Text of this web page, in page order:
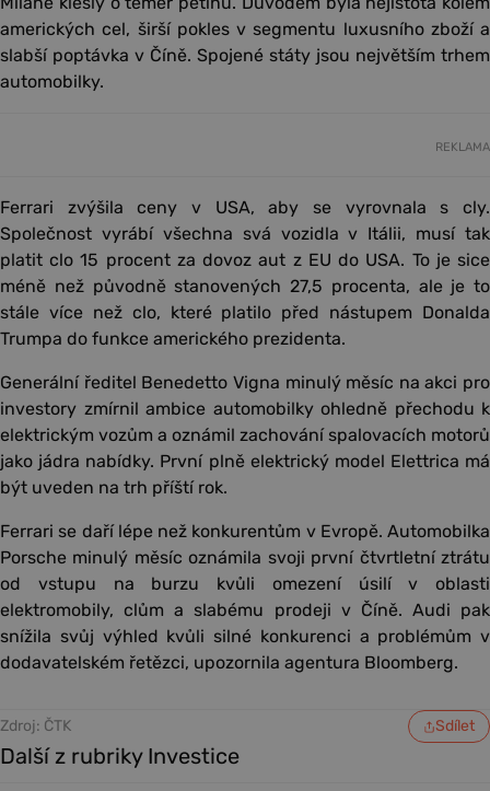
amerických cel, širší pokles v segmentu luxusního zboží a
slabší poptávka v Číně. Spojené státy jsou největším trhem
automobilky.
REKLAMA
Ferrari zvýšila ceny v USA, aby se vyrovnala s cly.
Společnost vyrábí všechna svá vozidla v Itálii, musí tak
platit clo 15 procent za dovoz aut z EU do USA. To je sice
méně než původně stanovených 27,5 procenta, ale je to
stále více než clo, které platilo před nástupem Donalda
Trumpa do funkce amerického prezidenta.
Generální ředitel Benedetto Vigna minulý měsíc na akci pro
investory zmírnil ambice automobilky ohledně přechodu k
elektrickým vozům a oznámil zachování spalovacích motorů
jako jádra nabídky. První plně elektrický model Elettrica má
být uveden na trh příští rok.
Ferrari se daří lépe než konkurentům v Evropě. Automobilka
Porsche minulý měsíc oznámila svoji první čtvrtletní ztrátu
od vstupu na burzu kvůli omezení úsilí v oblasti
elektromobily, clům a slabému prodeji v Číně. Audi pak
snížila svůj výhled kvůli silné konkurenci a problémům v
dodavatelském řetězci, upozornila agentura Bloomberg.
Zdroj: ČTK Sdílet
Další z rubriky Investice